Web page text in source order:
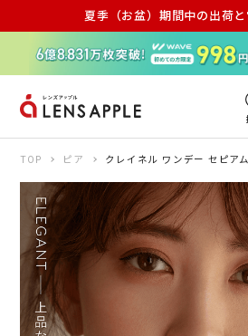
夏季（お盆）期間中の出荷
アキュビュー メダリ
TOP ピア クレイネル ワンデー セピア